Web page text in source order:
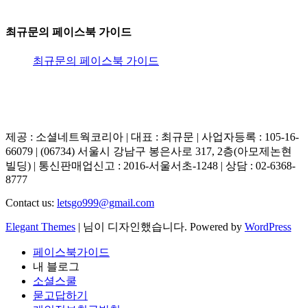
최규문의 페이스북 가이드
최규문의 페이스북 가이드
제공 : 소셜네트웍코리아 | 대표 : 최규문 | 사업자등록 : 105-16-
66079 | (06734) 서울시 강남구 봉은사로 317, 2층(아모제논현
빌딩) | 통신판매업신고 : 2016-서울서초-1248 | 상담 : 02-6368-
8777
Contact us: letsgo999@gmail.com
Elegant Themes | 님이 디자인했습니다. Powered by WordPress
페이스북가이드
내 블로그
소셜스쿨
묻고답하기